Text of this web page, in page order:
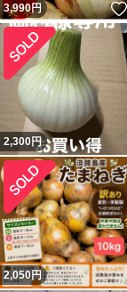
3,990円
2,300円
2,050円